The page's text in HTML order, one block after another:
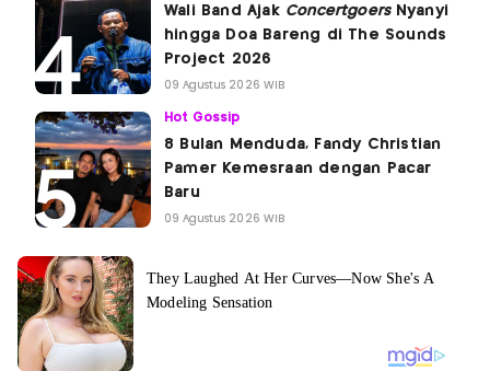
Wali Band Ajak ConcertgoersNyanyi
hingga Doa Bareng di The Sounds
Project 2026
09 Agustus 2026 WIB
Hot Gossip
8 Bulan Menduda, Fandy Christian
Pamer Kemesraan dengan Pacar
Baru
09 Agustus 2026 WIB